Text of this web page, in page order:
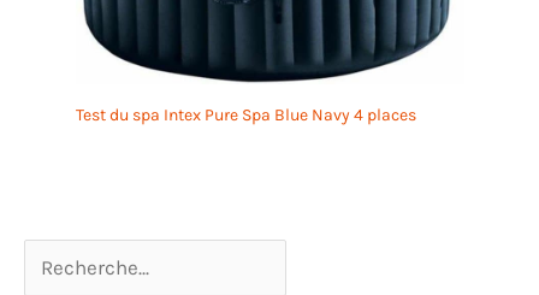
Test du spa Intex Pure Spa Blue Navy 4 places